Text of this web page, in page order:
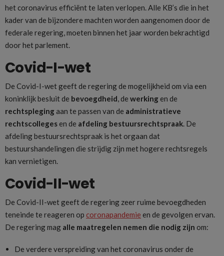
het coronavirus efficiënt te laten verlopen. Alle KB’s die in het
kader van de bijzondere machten worden aangenomen door de
federale regering, moeten binnen het jaar worden bekrachtigd
door het parlement.
Covid-I-wet
De Covid-I-wet geeft de regering de mogelijkheid om via een
koninklijk besluit de bevoegdheid, de werking en de
rechtspleging aan te passen van de administratieve
rechtscollegesen de afdeling bestuursrechtspraak. De
afdeling bestuursrechtspraak is het orgaan dat
bestuurshandelingen die strijdig zijn met hogere rechtsregels
kan vernietigen.
Covid-II-wet
De Covid-II-wet geeft de regering zeer ruime bevoegdheden
teneinde te reageren op coronapandemie en de gevolgen ervan.
De regering mag alle maatregelen nemen die nodig zijn om:
De verdere verspreiding van het coronavirus onder de